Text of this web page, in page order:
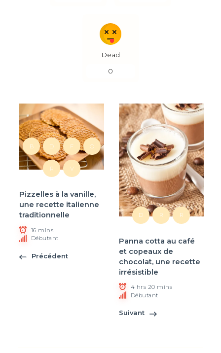
Dead
0
B D F O
R V
Pizzelles à la vanille,
une recette italienne
traditionnelle
16 mins
Débutant
Précédent
D R R
Panna cotta au café
et copeaux de
chocolat, une recette
irrésistible
4 hrs 20 mins
Débutant
Suivant